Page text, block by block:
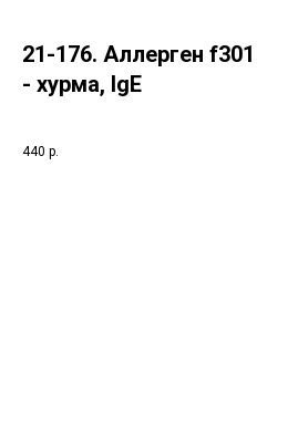
21-176. Аллерген f301
- хурма, IgE
440 р.